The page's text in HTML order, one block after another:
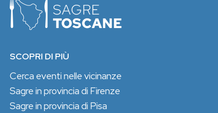
SCOPRI DI PIÙ
Cerca eventi nelle vicinanze
Sagre in provincia di Firenze
Sagre in provincia di Pisa